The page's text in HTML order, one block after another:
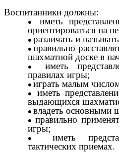
Воспитанники должны:
иметь
ориентироваться на
различать и
правильно
шахматной доске в
иметь
правилах игры;
играть малым
иметь
выдающихся
владеть основными
правильно
игры;
иметь
тактических приемах.